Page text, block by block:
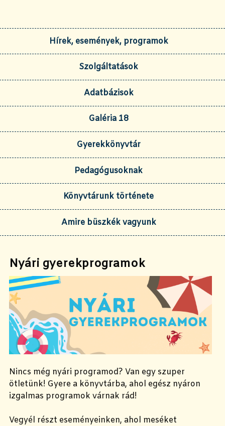
Hírek, események, programok
Szolgáltatások
Adatbázisok
Galéria 18
Gyerekkönyvtár
Pedagógusoknak
Könyvtárunk története
Amire büszkék vagyunk
Nyári gyerekprogramok
Nincs még nyári programod? Van egy szuper
ötletünk! Gyere a könyvtárba, ahol egész nyáron
izgalmas programok várnak rád!
Vegyél részt eseményeinken, ahol meséket